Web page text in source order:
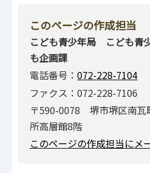
このページの作成担当
こども青少年局 こども青
も企画課
電話番号： 072-228-7104
ファクス：072-228-7106
〒590-0078 堺市堺区南
所高層館8階
このページの作成担当にメ